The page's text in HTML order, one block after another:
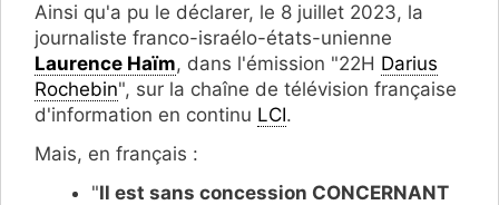
Ainsi qu'a pu le déclarer, le 8 juillet 2023, la
journaliste franco-israélo-états-unienne
Laurence Haïm, dans l'émission "22H Darius
Rochebin", sur la chaîne de télévision française
d'information en continu LCI.
Mais, en français :
"Il est sans concession CONCERNANT